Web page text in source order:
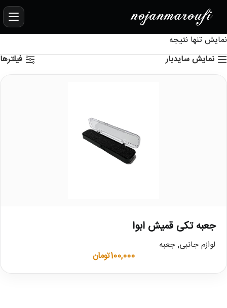
نمایش تنها نتیجه
نمایش سایدبار
فیلترها
جعبه تکی قمیش ابوا
لوازم جانبی,جعبه
100,000تومان